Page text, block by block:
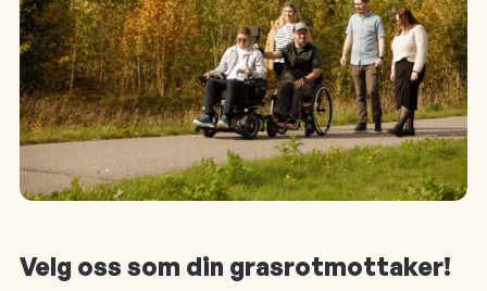
Velg oss som din grasrotmottaker!